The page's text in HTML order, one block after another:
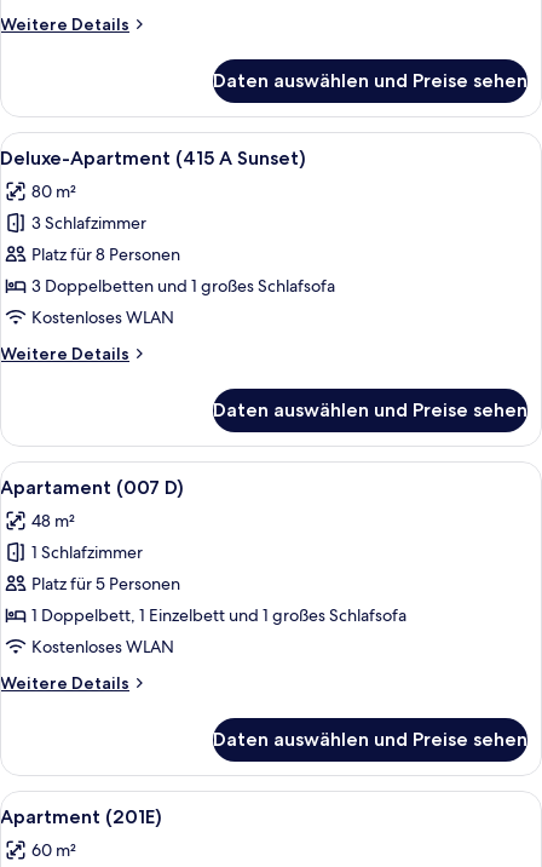
Weitere Details
Weitere
(106
C)
Daten auswählen und Preise sehen
Alle
Fotos
für
Deluxe-
Apartment
(415
A
anzeigen
Ein modernes Wohnzimmer mit
12
Deluxe-Apartment (415 A Sunset)
80 m²
3 Schlafzimmer
Platz für 8 Personen
3 Doppelbetten und 1 großes Schlafsofa
Kostenloses WLAN
Weitere Details
Weitere
Apartment
(415
A
Sunset)
Daten auswählen und Preise sehen
Alle
Fotos
für
Apartament
(007
D)
anzeigen
Ein modernes Wohnzimmer mit
12
Apartament (007 D)
48 m²
1 Schlafzimmer
Platz für 5 Personen
1 Doppelbett, 1 Einzelbett und 1 großes Schlafsofa
Kostenloses WLAN
Weitere Details
Weitere
(007
D)
Daten auswählen und Preise sehen
Alle
Fotos
für
Ein modernes Wohnzimmer mit
11
Apartment (201E)
60 m²